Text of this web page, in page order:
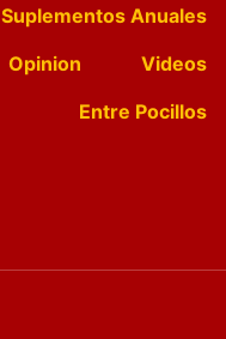
Suplementos Anuales
Opinion
Videos
Entre Pocillos